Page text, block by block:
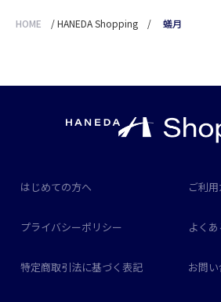
HOME /HANEDA Shopping / 蟻月
はじめての方へ ご利
プライバシーポリシー よく
特定商取引法に基づく表記 お問